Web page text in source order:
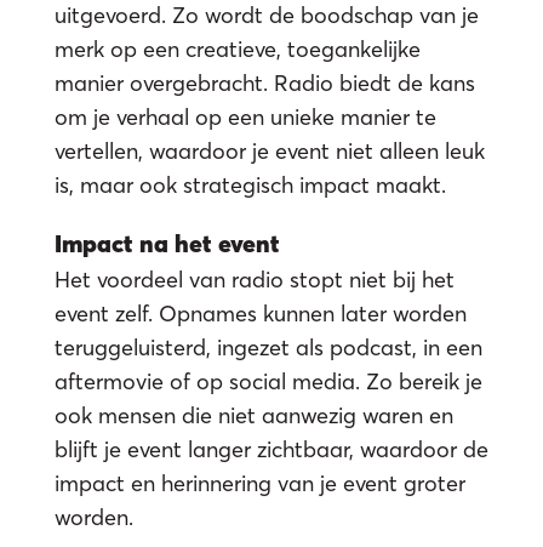
uitgevoerd. Zo wordt de boodschap van je
merk op een creatieve, toegankelijke
manier overgebracht. Radio biedt de kans
om je verhaal op een unieke manier te
vertellen, waardoor je event niet alleen leuk
is, maar ook strategisch impact maakt.
Impact na het event
Het voordeel van radio stopt niet bij het
event zelf. Opnames kunnen later worden
teruggeluisterd, ingezet als podcast, in een
aftermovie of op social media. Zo bereik je
ook mensen die niet aanwezig waren en
blijft je event langer zichtbaar, waardoor de
impact en herinnering van je event groter
worden.